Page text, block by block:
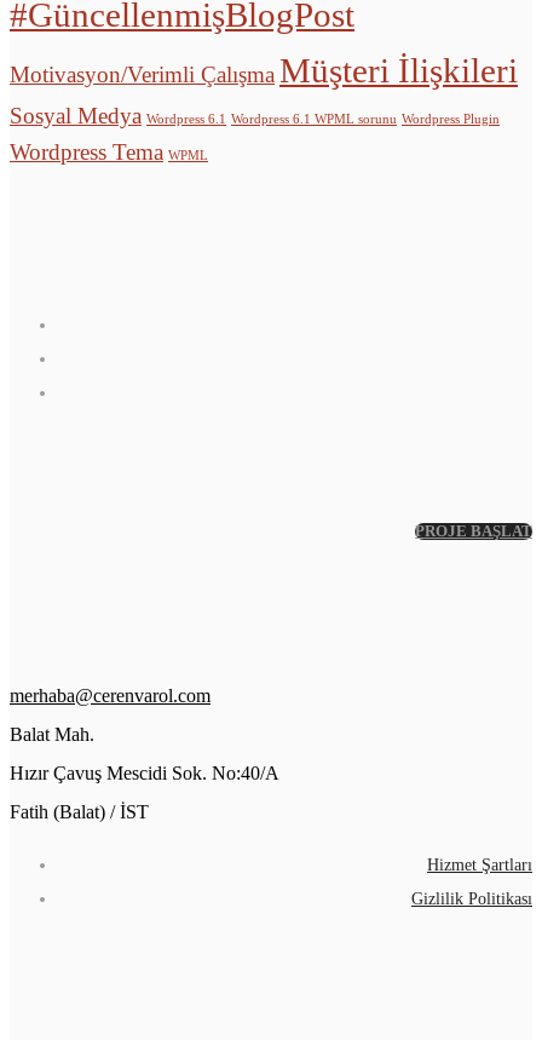
#GüncellenmişBlogPost
Motivasyon/Verimli Çalışma Müşteri İlişkileri
Sosyal Medya Wordpress 6.1 Wordpress 6.1 WPML sorunu Wordpress Plugin
Wordpress Tema WPML
PROJE BAŞLAT
merhaba@cerenvarol.com
Balat Mah.
Hızır Çavuş Mescidi Sok. No:40/A
Fatih (Balat) / İST
Hizmet Şartları
Gizlilik Politikası